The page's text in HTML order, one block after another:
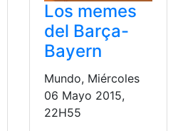
Los memes
del Barça-
Bayern
Mundo, Miércoles
06 Mayo 2015,
22H55